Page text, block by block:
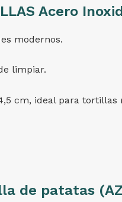
Acero
modernos.
limpiar.
cm, ideal para tortillas
de patatas